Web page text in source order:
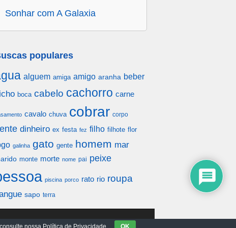
Sonhar com A Galaxia
populares
alguem amiga amigo aranha beber
boca cabelo cachorro carne
cavalo chuva cobrar corpo
dinheiro ex festa fez filho filhote flor
galinha gato gente homem mar
monte morte nome pai peixe
piscina porco rato rio roupa
sapo terra
nossa Política de Privacidade. OK